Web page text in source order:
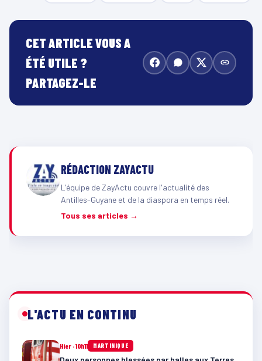
CET ARTICLE VOUS A
ÉTÉ UTILE ?
PARTAGEZ-LE
RÉDACTION ZAYACTU
L'équipe de ZayActu couvre l'actualité des
Antilles-Guyane et de la diaspora en temps réel.
Tous ses articles →
L'ACTU EN CONTINU
Hier · 10h11 MARTINIQUE